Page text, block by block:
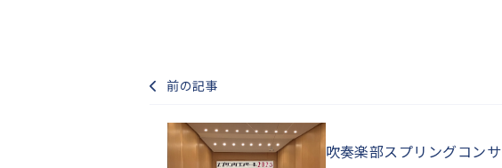
前の記事
吹奏楽部スプリングコン